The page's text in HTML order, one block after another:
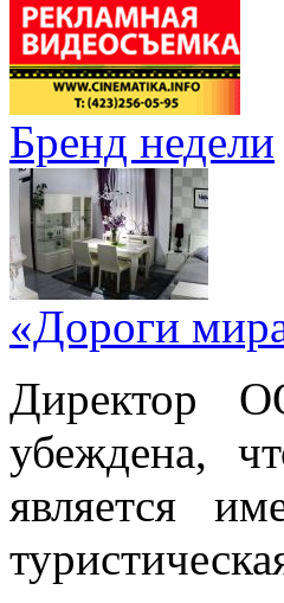
Бренд недели
«Дороги
Директор
убеждена,
является